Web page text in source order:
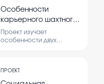
Особенности
карьерного шахтного
и дражного способа
добычи золота
Проект изучает
особенности двух
Рассматриваются их
преимущества,
ПРОЕКТ